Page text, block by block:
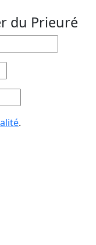
du Prieuré
.